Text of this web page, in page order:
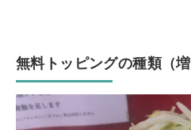
無料トッピングの種類（